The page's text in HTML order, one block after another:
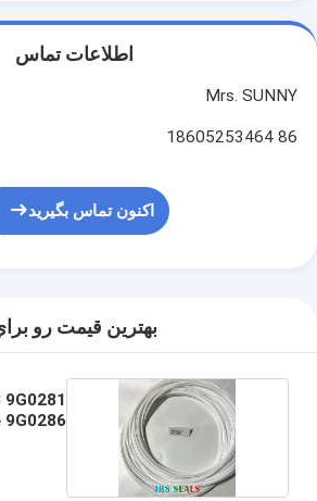
اطلاعات تماس
Mrs. SUNNY
86 18605253464
اکنون تماس بگیرید
بهترين قيمت رو
9G0286 حلقه مهر مناسب